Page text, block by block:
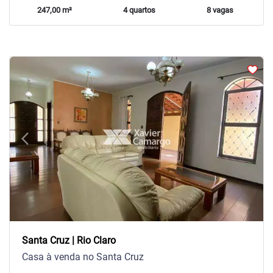
247,00 m² 4 quartos 8 vagas
arrow_back_iosPrevious arrow_forward_iosNext
Santa Cruz | Rio Claro
Casa à venda no Santa Cruz